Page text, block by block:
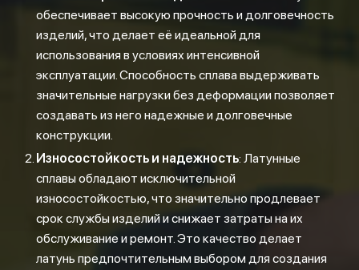
обеспечивает высокую прочность и долговечность
изделий, что делает её идеальной для
использования в условиях интенсивной
эксплуатации. Способность сплава выдерживать
значительные нагрузки без деформации позволяет
создавать из него надежные и долговечные
конструкции.
Износостойкость и надежность: Латунные
сплавы обладают исключительной
износостойкостью, что значительно продлевает
срок службы изделий и снижает затраты на их
обслуживание и ремонт. Это качество делает
латунь предпочтительным выбором для создания